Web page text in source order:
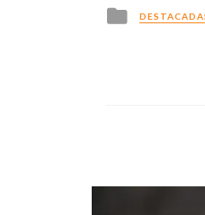
Posted
in